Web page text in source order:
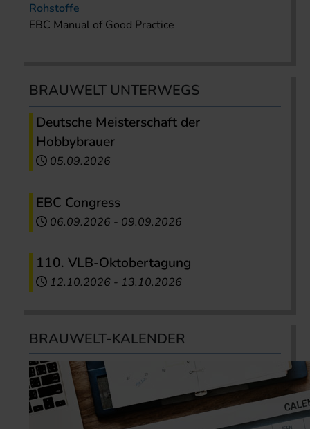
Rohstoffe
EBC Manual of Good Practice
BRAUWELT UNTERWEGS
Deutsche Meisterschaft der
Hobbybrauer
05.09.2026
EBC Congress
06.09.2026 - 09.09.2026
110. VLB-Oktobertagung
12.10.2026 - 13.10.2026
BRAUWELT-KALENDER